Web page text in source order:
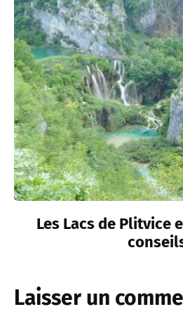
Les Lacs de Plitvice
Laisser un